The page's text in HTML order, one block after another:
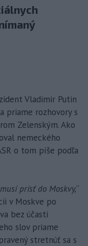
Vladimir Putin
priame rozhovory s
Zelenským. Ako
nemeckého
o tom píše podľa
prísť do Moskvy,“
v Moskve po
bez účasti
slov priame
stretnúť sa s